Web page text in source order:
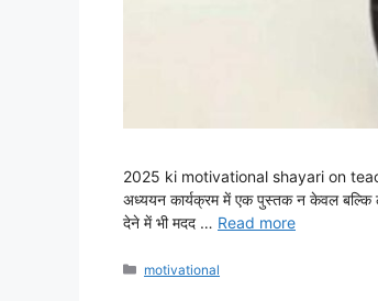
2025 ki motivational shayari on
अध्ययन कार्यक्रम में एक पुस्तक न केवल बल्कि
देने में भी मदद … Read more
Categories
motivational